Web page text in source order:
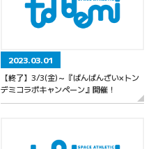
2023.03.01
【終了】3/3(金)～『ばんばんざい×トン
デミコラボキャンペーン』開催！